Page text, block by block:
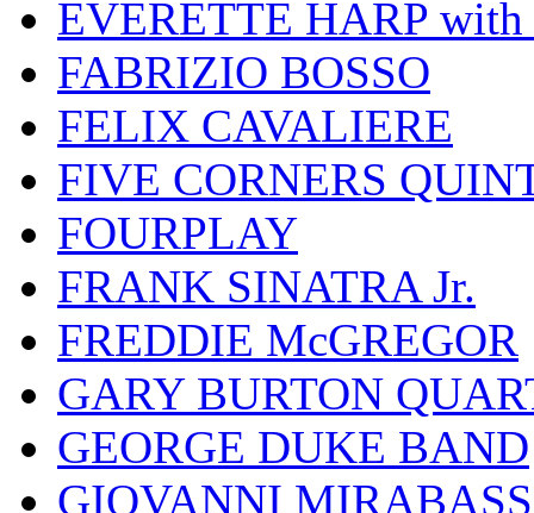
EVERETTE HARP
FABRIZIO BOSSO
FELIX CAVALIERE
FIVE CORNERS
FOURPLAY
FRANK SINATRA Jr.
FREDDIE McGREGOR
GARY BURTON
GEORGE DUKE BAND
GIOVANNI